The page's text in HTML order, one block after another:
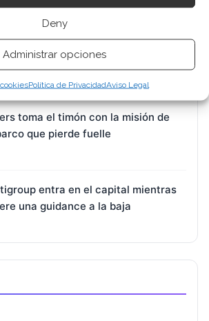
Deny
Administrar opciones
Política de PrivacidadAviso Legal
sostener el ritmo que exige su
toma el timón con la misión de
que pierde fuelle
entra en el capital mientras
una guidance a la baja